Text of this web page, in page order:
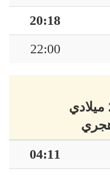
20:18
22:00
04:11